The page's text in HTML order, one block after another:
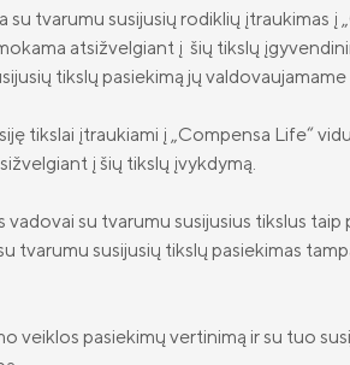
tvarumu susijusių rodiklių įtraukimas į
atsižvelgiant į šių tikslų
tikslų pasiekimą jų
tikslai įtraukiami į „Compensa Life“
į šių tikslų įvykdymą.
su tvarumu susijusius tikslus taip
tvarumu susijusių tikslų pasiekimas
pasiekimų vertinimą ir su tuo